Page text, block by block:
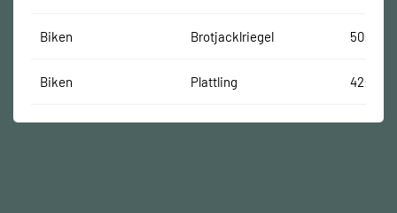
Biken Brotjacklriegel 50:29
Biken Plattling 42:59